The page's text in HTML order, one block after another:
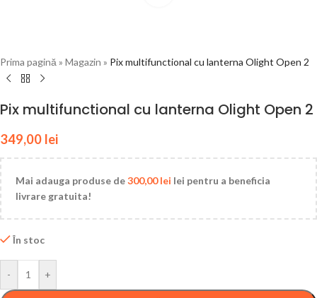
Prima pagină » Magazin » Pix multifunctional cu lanterna Olight Open 2
Pix multifunctional cu lanterna Olight Open 2
349,00 lei
Mai adauga produse de300,00lei lei pentru a beneficia
livrare gratuita!
În stoc
- +